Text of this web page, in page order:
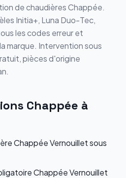
de chaudièresChappée.
Initia+, Luna Duo-Tec,
les codes erreur et
marque. Intervention sous
pièces d'origine
Chappée à
Chappée Vernouillet sous
Chappée Vernouillet